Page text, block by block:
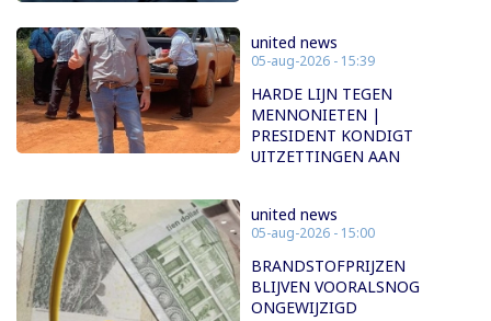
united news
05-aug-2026 - 15:39
HARDE LIJN TEGEN
MENNONIETEN |
PRESIDENT KONDIGT
UITZETTINGEN AAN
united news
05-aug-2026 - 15:00
BRANDSTOFPRIJZEN
BLIJVEN VOORALSNOG
ONGEWIJZIGD